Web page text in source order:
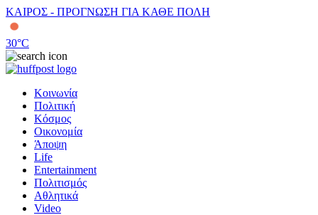
ΚΑΙΡΟΣ - ΠΡΟΓΝΩΣΗ ΓΙΑ ΚΑΘΕ ΠΟΛΗ
30°C
Κοινωνία
Πολιτική
Κόσμος
Οικονομία
Άποψη
Life
Entertainment
Πολιτισμός
Αθλητικά
Video